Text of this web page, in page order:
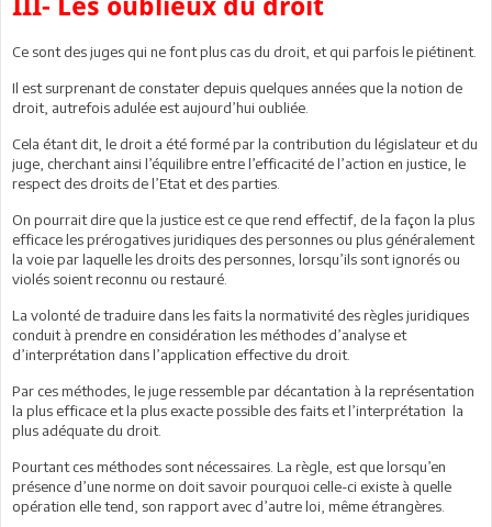
III- Les oublieux du droit
Ce sont des juges qui ne font plus cas du droit, et qui parfois le piétinent.
Il est surprenant de constater depuis quelques années que la notion de
droit, autrefois adulée est aujourd’hui oubliée.
Cela étant dit, le droit a été formé par la contribution du législateur et du
juge, cherchant ainsi l’équilibre entre l’efficacité de l’action en justice, le
respect des droits de l’Etat et des parties.
On pourrait dire que la justice est ce que rend effectif, de la façon la plus
efficace les prérogatives juridiques des personnes ou plus généralement
la voie par laquelle les droits des personnes, lorsqu’ils sont ignorés ou
violés soient reconnu ou restauré.
La volonté de traduire dans les faits la normativité des règles juridiques
conduit à prendre en considération les méthodes d’analyse et
d’interprétation dans l’application effective du droit.
Par ces méthodes, le juge ressemble par décantation à la représentation
la plus efficace et la plus exacte possible des faits et l’interprétation la
plus adéquate du droit.
Pourtant ces méthodes sont nécessaires. La règle, est que lorsqu’en
présence d’une norme on doit savoir pourquoi celle-ci existe à quelle
opération elle tend, son rapport avec d’autre loi, même étrangères.